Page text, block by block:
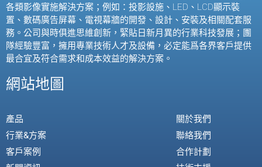
各類影像實施解決方案；例如：投影設施、 LED 、 LCD顯示裝
置、數碼廣告屏幕、電視幕牆的開發、設計、安裝及相關配套服
務。公司與時俱進思維創新，緊貼日新月異的行業科技發展；團
隊經驗豐富，擁用專業技術人才及設備，必定能爲各界客戶提供
最合宜及符合需求和成本效益的解決方案。
網站地圖
產品
行業&方案
客戶案例
關於我們
聯絡我們
合作計劃